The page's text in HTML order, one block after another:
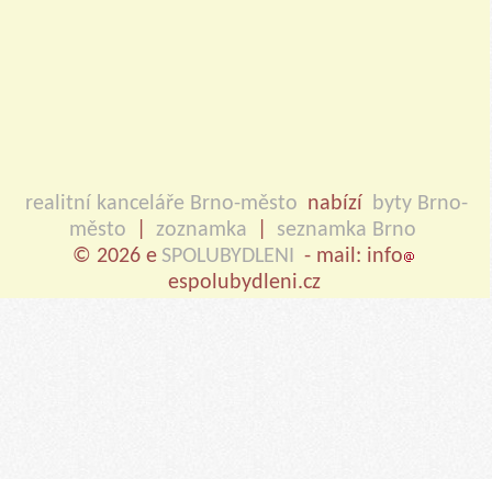
realitní kanceláře Brno-město nabízí byty Brno-
město
zoznamka
seznamka Brno
© 2026 e SPOLUBYDLENI - mail: info
espolubydleni.cz